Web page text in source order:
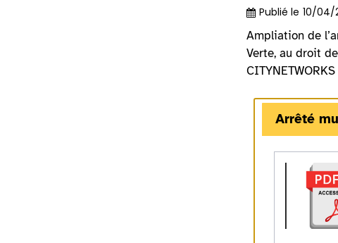
Publié le 10/04/
Ampliation de
Verte, au droit
Arrêté